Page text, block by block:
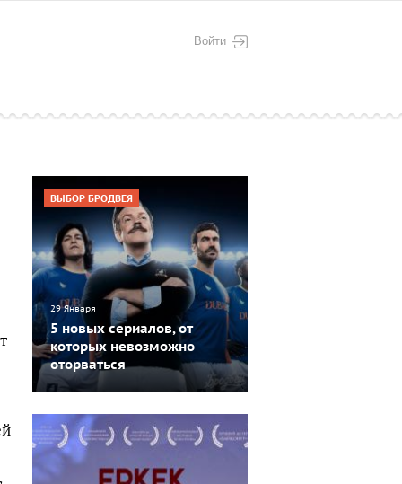
Войти
ВЫБОР БРОДВЕЯ
29 Января
5 новых сериалов, от
которых невозможно
оторваться